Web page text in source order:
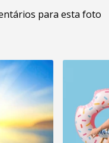
para esta foto